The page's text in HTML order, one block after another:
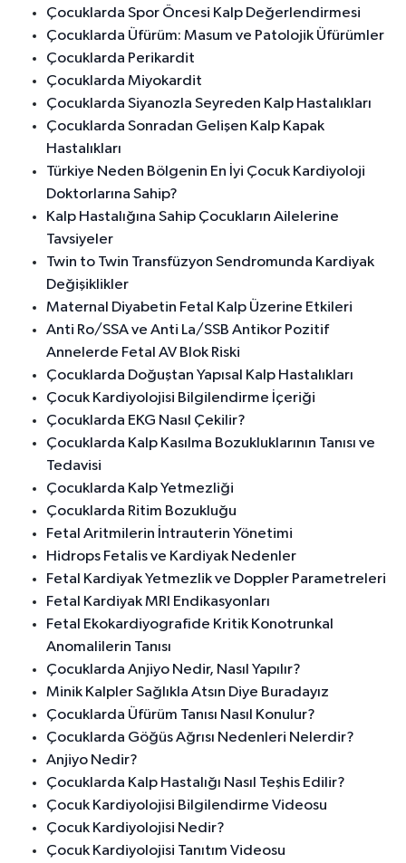
Çocuklarda Spor Öncesi Kalp Değerlendirmesi
Çocuklarda Üfürüm: Masum ve Patolojik Üfürümler
Çocuklarda Perikardit
Çocuklarda Miyokardit
Çocuklarda Siyanozla Seyreden Kalp Hastalıkları
Çocuklarda Sonradan Gelişen Kalp Kapak
Hastalıkları
Türkiye Neden Bölgenin En İyi Çocuk Kardiyoloji
Doktorlarına Sahip?
Kalp Hastalığına Sahip Çocukların Ailelerine
Tavsiyeler
Twin to Twin Transfüzyon Sendromunda Kardiyak
Değişiklikler
Maternal Diyabetin Fetal Kalp Üzerine Etkileri
Anti Ro/SSA ve Anti La/SSB Antikor Pozitif
Annelerde Fetal AV Blok Riski
Çocuklarda Doğuştan Yapısal Kalp Hastalıkları
Çocuk Kardiyolojisi Bilgilendirme İçeriği
Çocuklarda EKG Nasıl Çekilir?
Çocuklarda Kalp Kasılma Bozukluklarının Tanısı ve
Tedavisi
Çocuklarda Kalp Yetmezliği
Çocuklarda Ritim Bozukluğu
Fetal Aritmilerin İntrauterin Yönetimi
Hidrops Fetalis ve Kardiyak Nedenler
Fetal Kardiyak Yetmezlik ve Doppler Parametreleri
Fetal Kardiyak MRI Endikasyonları
Fetal Ekokardiyografide Kritik Konotrunkal
Anomalilerin Tanısı
Çocuklarda Anjiyo Nedir, Nasıl Yapılır?
Minik Kalpler Sağlıkla Atsın Diye Buradayız
Çocuklarda Üfürüm Tanısı Nasıl Konulur?
Çocuklarda Göğüs Ağrısı Nedenleri Nelerdir?
Anjiyo Nedir?
Çocuklarda Kalp Hastalığı Nasıl Teşhis Edilir?
Çocuk Kardiyolojisi Bilgilendirme Videosu
Çocuk Kardiyolojisi Nedir?
Çocuk Kardiyolojisi Tanıtım Videosu